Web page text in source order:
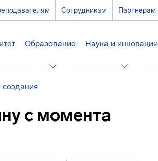
Сотрудникам Партнерам
Образование Наука и инновации
с момента